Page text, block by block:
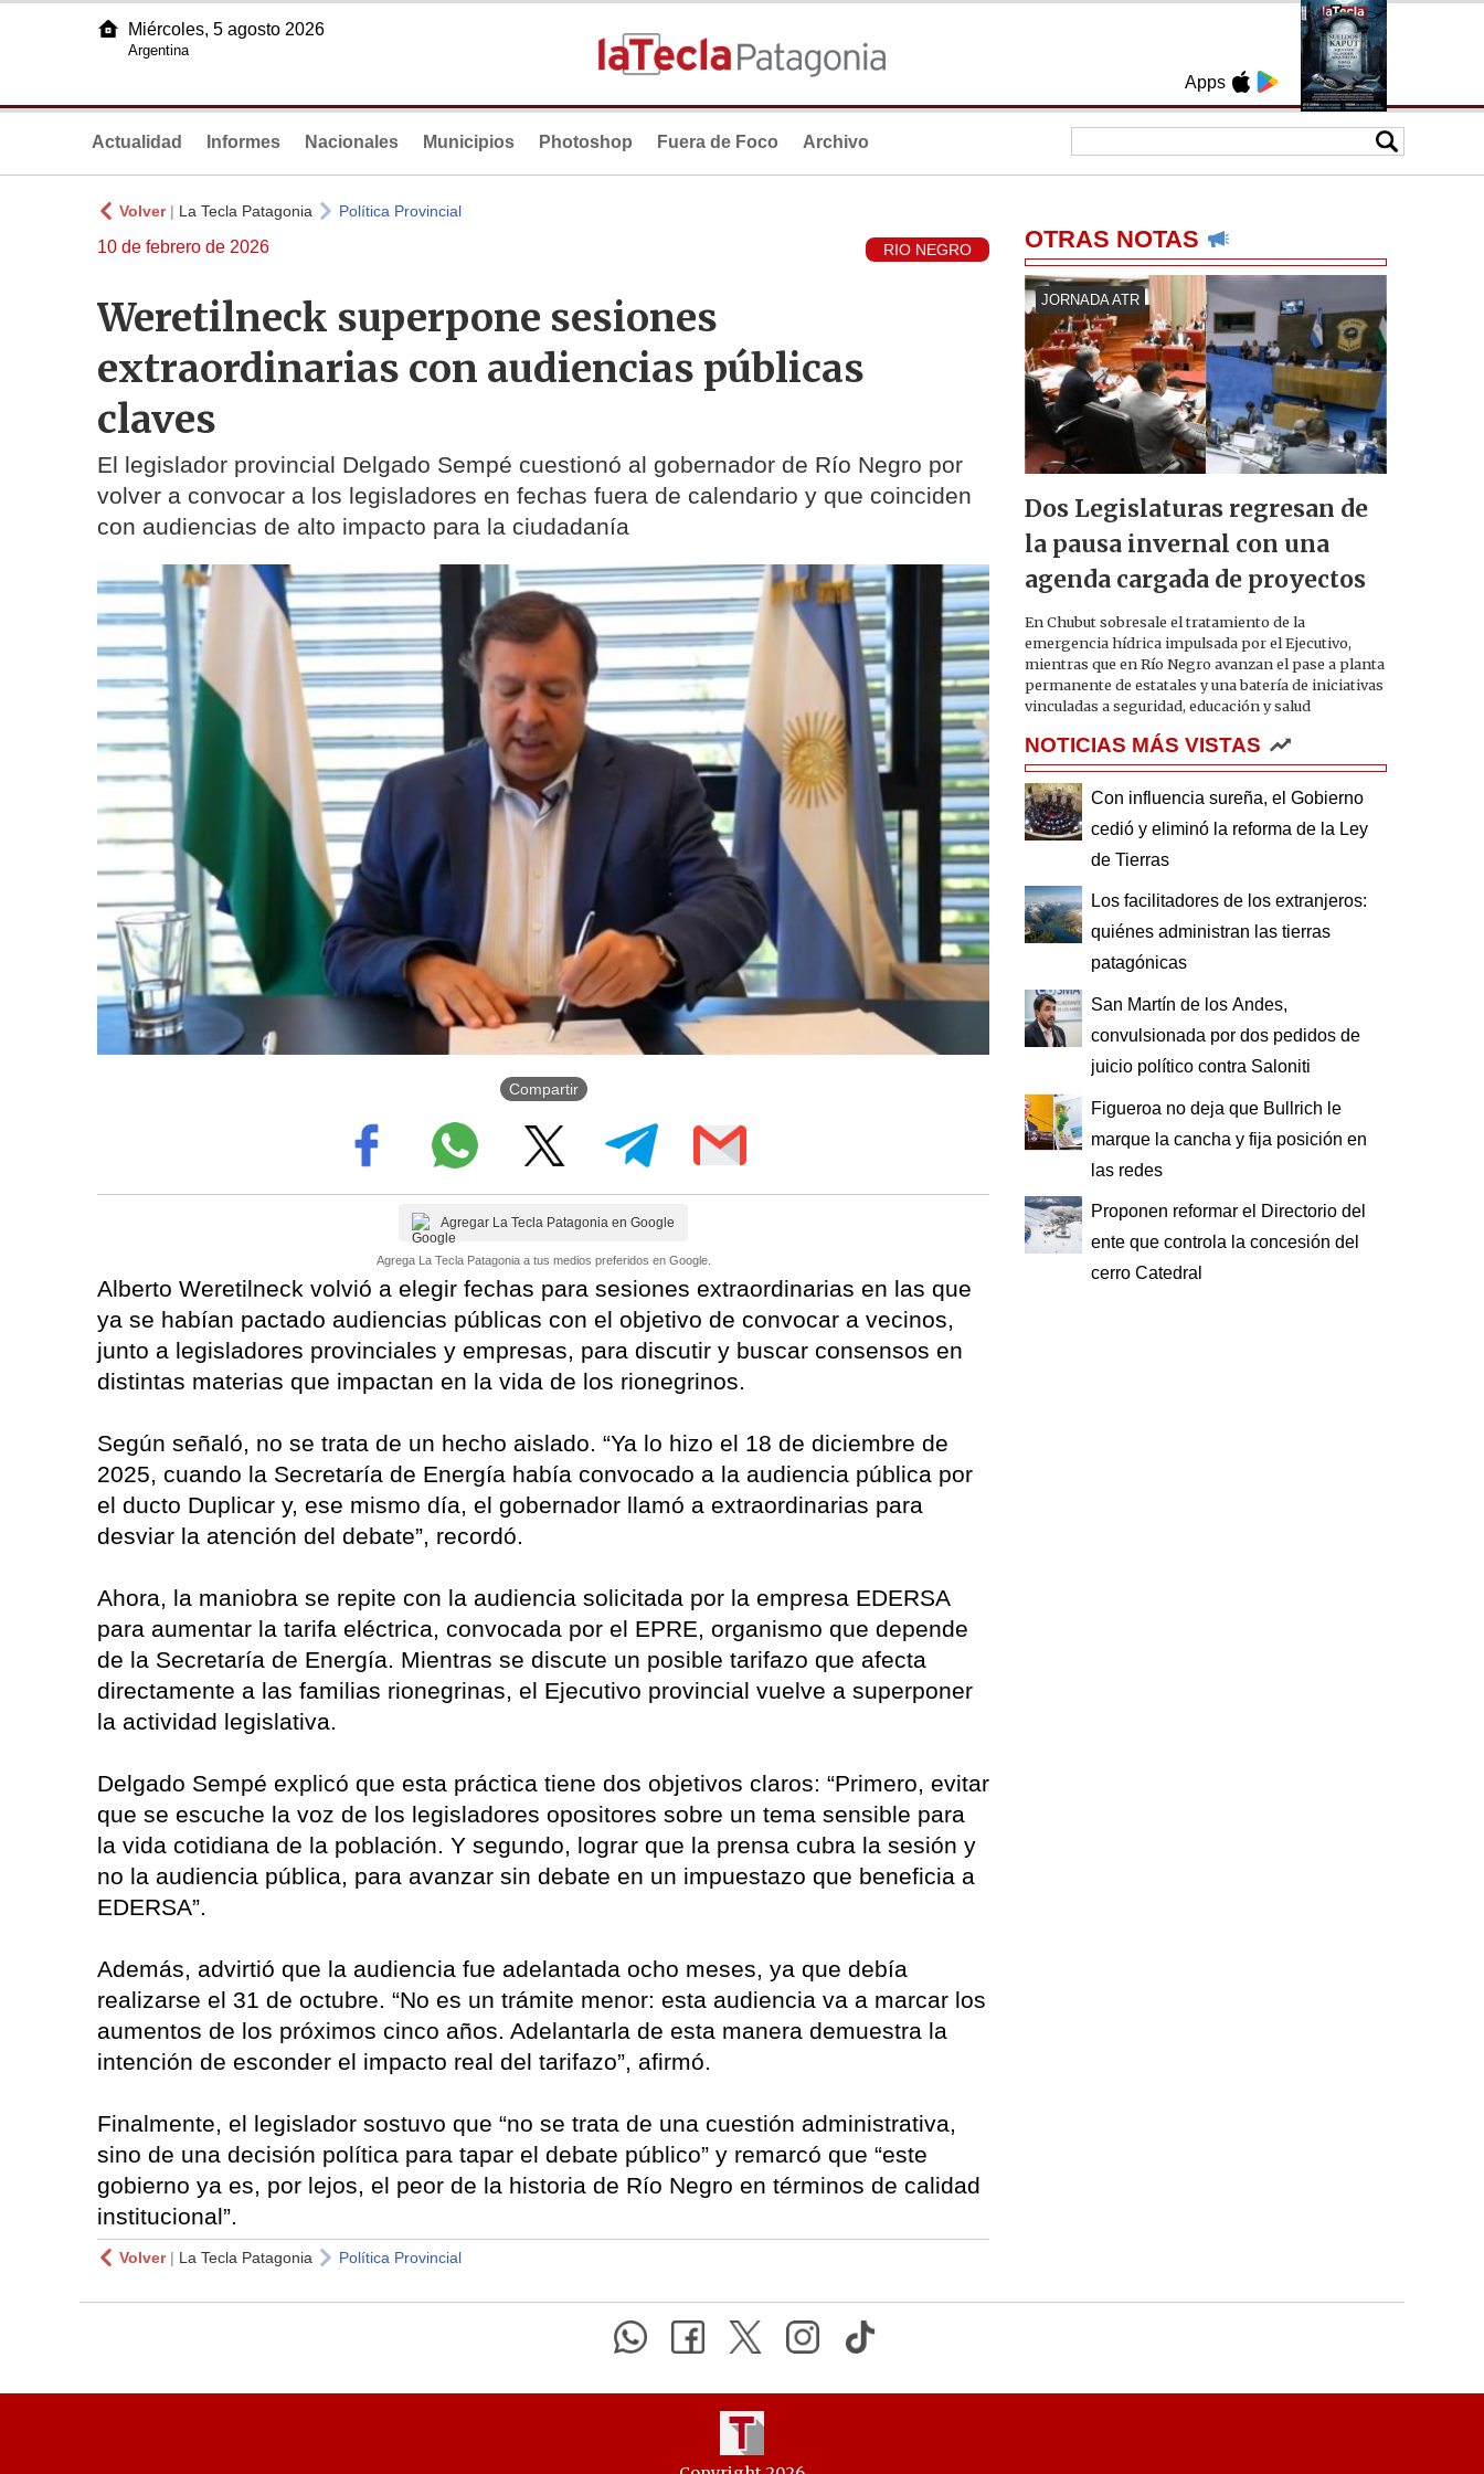
Apps
Miércoles, 5 agosto 2026
Argentina
Actualidad Informes Nacionales Municipios Photoshop Fuera de Foco Archivo
Volver| La Tecla Patagonia Política Provincial
10 de febrero de 2026 RIO NEGRO
Weretilneck superpone sesiones
extraordinarias con audiencias públicas
claves
El legislador provincial Delgado Sempé cuestionó al gobernador de Río Negro por
volver a convocar a los legisladores en fechas fuera de calendario y que coinciden
con audiencias de alto impacto para la ciudadanía
Compartir
Agregar La Tecla Patagonia en Google
Agrega La Tecla Patagonia a tus medios preferidos en Google.
Alberto Weretilneck volvió a elegir fechas para sesiones extraordinarias en las que
ya se habían pactado audiencias públicas con el objetivo de convocar a vecinos,
junto a legisladores provinciales y empresas, para discutir y buscar consensos en
distintas materias que impactan en la vida de los rionegrinos.
Según señaló, no se trata de un hecho aislado. “Ya lo hizo el 18 de diciembre de
2025, cuando la Secretaría de Energía había convocado a la audiencia pública por
el ducto Duplicar y, ese mismo día, el gobernador llamó a extraordinarias para
desviar la atención del debate”, recordó.
Ahora, la maniobra se repite con la audiencia solicitada por la empresa EDERSA
para aumentar la tarifa eléctrica, convocada por el EPRE, organismo que depende
de la Secretaría de Energía. Mientras se discute un posible tarifazo que afecta
directamente a las familias rionegrinas, el Ejecutivo provincial vuelve a superponer
la actividad legislativa.
Delgado Sempé explicó que esta práctica tiene dos objetivos claros: “Primero, evitar
que se escuche la voz de los legisladores opositores sobre un tema sensible para
la vida cotidiana de la población. Y segundo, lograr que la prensa cubra la sesión y
no la audiencia pública, para avanzar sin debate en un impuestazo que beneficia a
EDERSA”.
Además, advirtió que la audiencia fue adelantada ocho meses, ya que debía
realizarse el 31 de octubre. “No es un trámite menor: esta audiencia va a marcar los
aumentos de los próximos cinco años. Adelantarla de esta manera demuestra la
intención de esconder el impacto real del tarifazo”, afirmó.
Finalmente, el legislador sostuvo que “no se trata de una cuestión administrativa,
sino de una decisión política para tapar el debate público” y remarcó que “este
gobierno ya es, por lejos, el peor de la historia de Río Negro en términos de calidad
institucional”.
Volver| La Tecla Patagonia Política Provincial
OTRAS NOTAS
JORNADA ATR
Dos Legislaturas regresan de
la pausa invernal con una
agenda cargada de proyectos
En Chubut sobresale el tratamiento de la
emergencia hídrica impulsada por el Ejecutivo,
mientras que en Río Negro avanzan el pase a planta
permanente de estatales y una batería de iniciativas
vinculadas a seguridad, educación y salud
NOTICIAS MÁS VISTAS
Con influencia sureña, el Gobierno
cedió y eliminó la reforma de la Ley
de Tierras
Los facilitadores de los extranjeros:
quiénes administran las tierras
patagónicas
San Martín de los Andes,
convulsionada por dos pedidos de
juicio político contra Saloniti
Figueroa no deja que Bullrich le
marque la cancha y fija posición en
las redes
Proponen reformar el Directorio del
ente que controla la concesión del
cerro Catedral